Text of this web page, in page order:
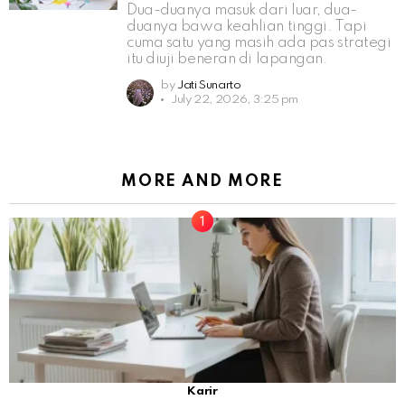
Dua-duanya masuk dari luar, dua-
duanya bawa keahlian tinggi. Tapi
cuma satu yang masih ada pas strategi
itu diuji beneran di lapangan.
by Jati Sunarto
July 22, 2026, 3:25 pm
MORE AND MORE
Karir